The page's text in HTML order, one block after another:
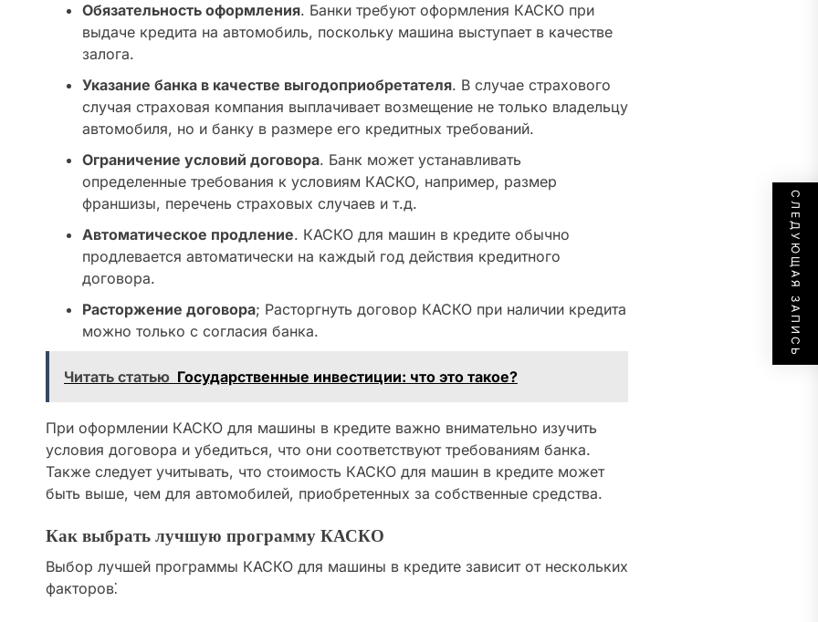
Обязательность оформления. Банки требуют оформления КАСКО при
выдаче кредита на автомобиль, поскольку машина выступает в качестве
залога.
Указание банка в качестве выгодоприобретателя. В случае страхового
случая страховая компания выплачивает возмещение не только владельцу
автомобиля, но и банку в размере его кредитных требований.
Ограничение условий договора. Банк может устанавливать
определенные требования к условиям КАСКО, например, размер
франшизы, перечень страховых случаев и т.д.
Автоматическое продление. КАСКО для машин в кредите обычно
продлевается автоматически на каждый год действия кредитного
договора.
Расторжение договора; Расторгнуть договор КАСКО при наличии кредита
можно только с согласия банка.
Читать статью Государственные инвестиции: что это такое?
При оформлении КАСКО для машины в кредите важно внимательно изучить
условия договора и убедиться, что они соответствуют требованиям банка.
Также следует учитывать, что стоимость КАСКО для машин в кредите может
быть выше, чем для автомобилей, приобретенных за собственные средства.
Как выбрать лучшую программу КАСКО
Выбор лучшей программы КАСКО для машины в кредите зависит от нескольких
факторов⁚
СЛЕДУЮЩАЯ ЗАПИСЬ